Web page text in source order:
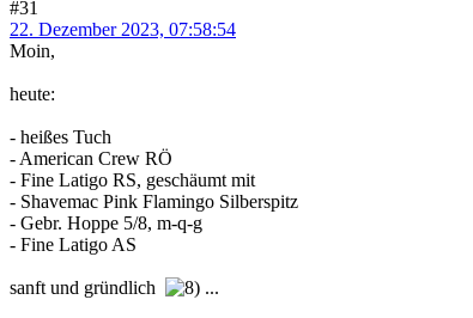
#31
22. Dezember 2023, 07:58:54
Moin,
heute:
- heißes Tuch
- American Crew RÖ
- Fine Latigo RS, geschäumt mit
- Shavemac Pink Flamingo Silberspitz
- Gebr. Hoppe 5/8, m-q-g
- Fine Latigo AS
sanft und gründlich ...